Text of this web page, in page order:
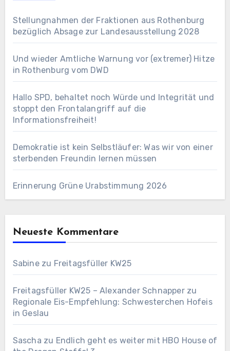
Stellungnahmen der Fraktionen aus Rothenburg
bezüglich Absage zur Landesausstellung 2028
Und wieder Amtliche Warnung vor (extremer) Hitze
in Rothenburg vom DWD
Hallo SPD, behaltet noch Würde und Integrität und
stoppt den Frontalangriff auf die
Informationsfreiheit!
Demokratie ist kein Selbstläufer: Was wir von einer
sterbenden Freundin lernen müssen
Erinnerung Grüne Urabstimmung 2026
Neueste Kommentare
Sabinezu Freitagsfüller KW25
Freitagsfüller KW25 – Alexander Schnapperzu
Regionale Eis-Empfehlung: Schwesterchen Hofeis
in Geslau
Sascha zu Endlich geht es weiter mit HBO House of